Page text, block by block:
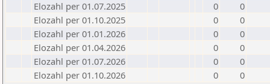
Elozahl per 01.07.2025
0
0
Elozahl per 01.10.2025
0
0
Elozahl per 01.01.2026
0
0
Elozahl per 01.04.2026
0
0
Elozahl per 01.07.2026
0
0
Elozahl per 01.10.2026
0 0